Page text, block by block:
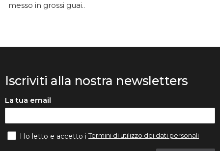
messo in grossi guai..
Iscriviti alla nostra newsletters
La tua email
Ho letto e accetto iTermini di utilizzo dei dati personali